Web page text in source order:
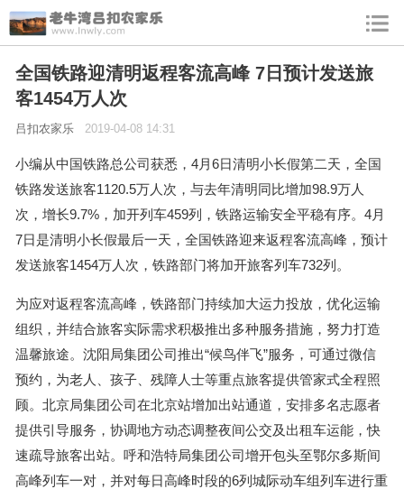
全国铁路迎清明返程客流高峰 7日预计发送旅
客1454万人次
吕扣农家乐 2019-04-08 14:31
小编从中国铁路总公司获悉，4月6日清明小长假第二天，全国
铁路发送旅客1120.5万人次，与去年清明同比增加98.9万人
次，增长9.7%，加开列车459列，铁路运输安全平稳有序。4月
7日是清明小长假最后一天，全国铁路迎来返程客流高峰，预计
发送旅客1454万人次，铁路部门将加开旅客列车732列。
为应对返程客流高峰，铁路部门持续加大运力投放，优化运输
组织，并结合旅客实际需求积极推出多种服务措施，努力打造
温馨旅途。沈阳局集团公司推出“候鸟伴飞”服务，可通过微信
预约，为老人、孩子、残障人士等重点旅客提供管家式全程照
顾。北京局集团公司在北京站增加出站通道，安排多名志愿者
提供引导服务，协调地方动态调整夜间公交及出租车运能，快
速疏导旅客出站。呼和浩特局集团公司增开包头至鄂尔多斯间
高峰列车一对，并对每日高峰时段的6列城际动车组列车进行重